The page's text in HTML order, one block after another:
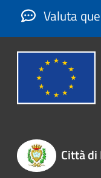
Valuta
Città di